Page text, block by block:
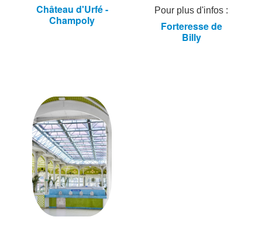
Château d'Urfé -
Champoly
Pour plus d'infos :
Forteresse de
Billy